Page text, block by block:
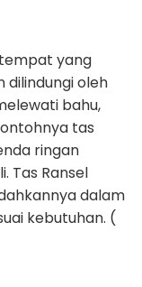
yang
dilindungi oleh
bahu,
tas
ringan
Tas Ransel
dalam
kebutuhan. (